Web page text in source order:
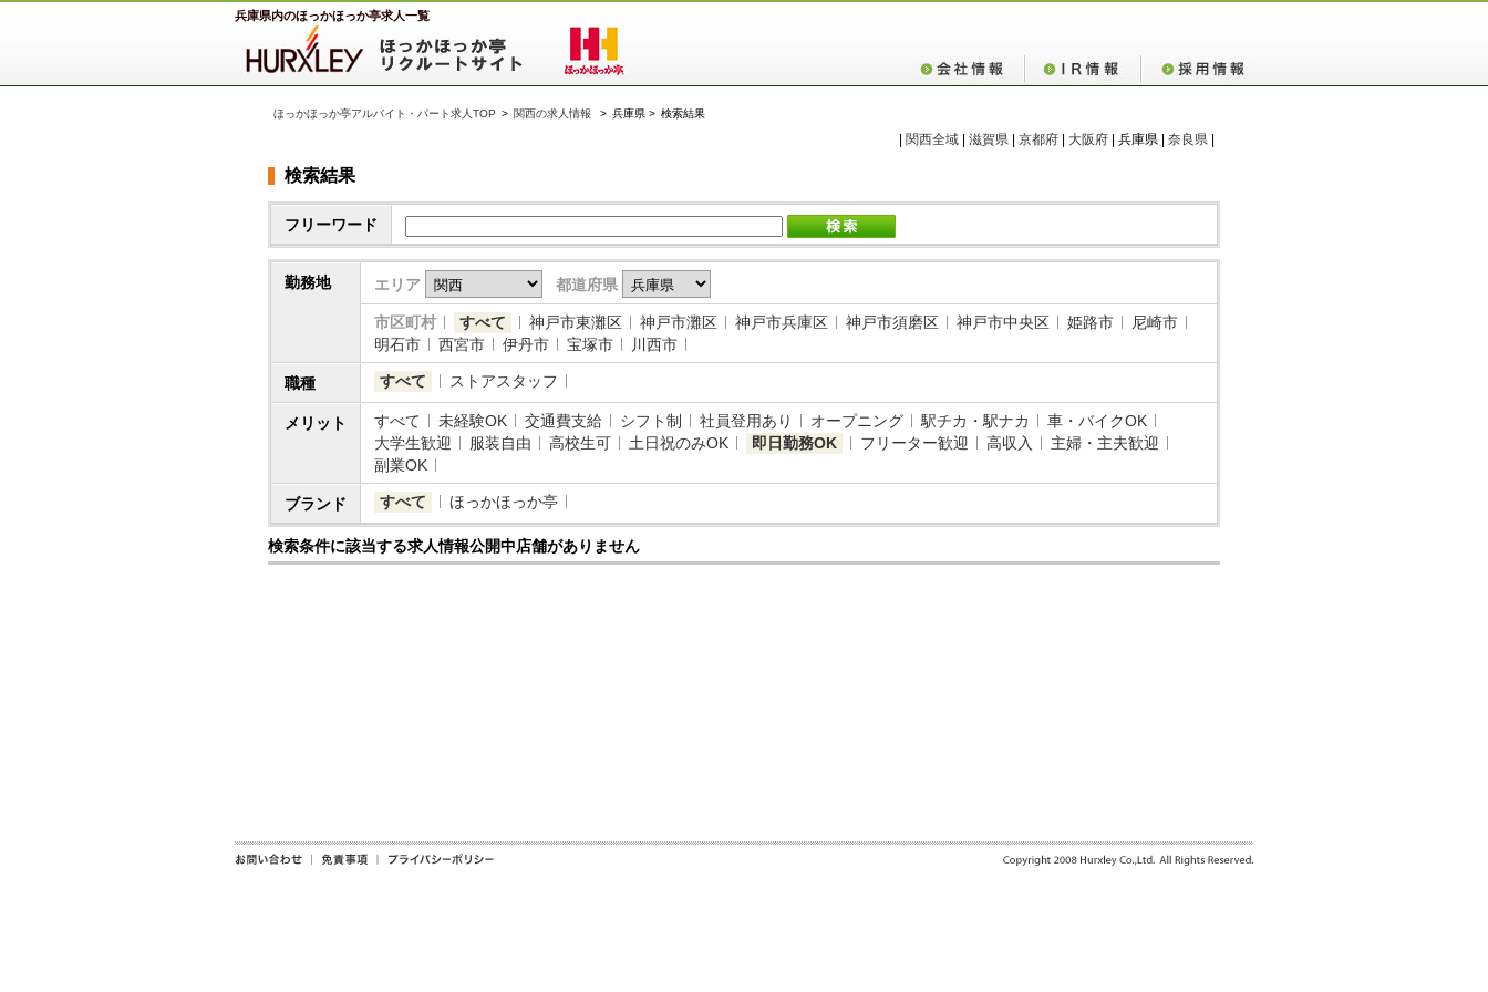
兵庫県内のほっかほっか亭求人一覧
ほっかほっか亭アルバイト・パート求人TOP > 関西の求人情報 > 兵庫県 > 検索結果
関西全域 滋賀県 京都府 大阪府 | 兵庫県 | 奈良県
検索結果
フリーワード
勤務地 エリア 都道府県
市区町村 すべて 神戸市東灘区 神戸市灘区 神戸市兵庫区 神戸市須磨区 神戸市中央区 姫路市
尼崎市
明石市
西宮市 伊丹市 宝塚市 川西市
職種 すべて ストアスタッフ
メリット すべて 未経験OK 交通費支給 シフト制 社員登用あり オープニング 駅チカ・駅ナカ
車・バイクOK
大学生歓迎
服装自由 高校生可 土日祝のみOK 即日勤務OK フリーター歓迎 高収入
主婦・主夫歓迎
副業OK
ブランド すべて ほっかほっか亭
検索条件に該当する求人情報公開中店舗がありません